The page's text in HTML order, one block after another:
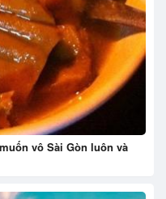
vô Sài Gòn luôn và